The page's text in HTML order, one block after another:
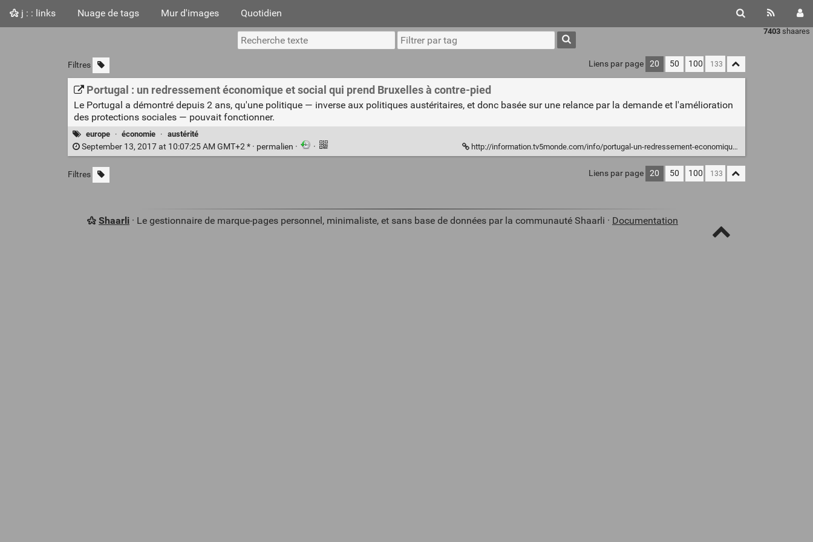
j : : links Nuage de tags Mur d'images Quotidien
7403 shaares
Filtres Liens par page 20 50 100
Portugal : un redressement économique et social qui prend Bruxelles à contre-pied
Le Portugal a démontré depuis 2 ans, qu'une politique — inverse aux politiques austéritaires, et donc basée sur une relance par la demande et l'amélioration
des protections sociales — pouvait fonctionner.
europe · économie · austérité
September 13, 2017 at 10:07:25 AM GMT+2 * · permalien · · http://information.tv5monde.com/info/portugal-un-redressement-economique-et-social-qui-prend-bruxelles-contre-pied-190588
Filtres Liens par page 20 50 100
Shaarli· Le gestionnaire de marque-pages personnel, minimaliste, et sans base de données par la communauté Shaarli · Documentation